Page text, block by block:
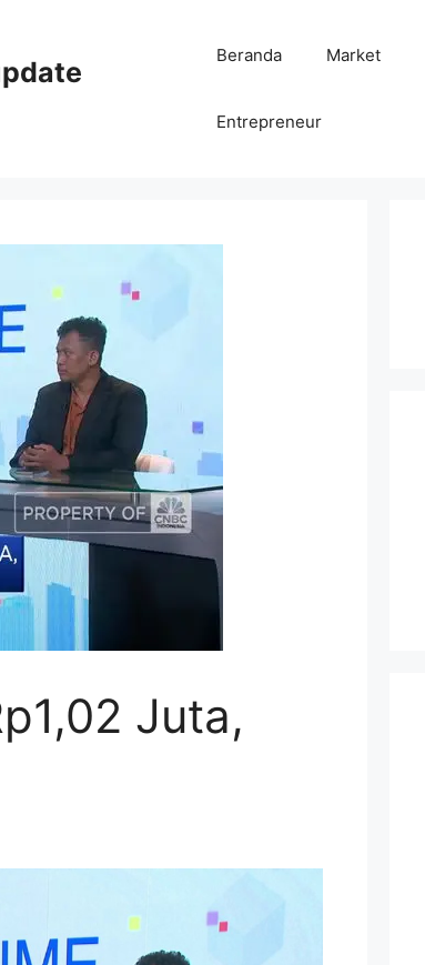
Beranda Market
Entrepreneur
Juta,